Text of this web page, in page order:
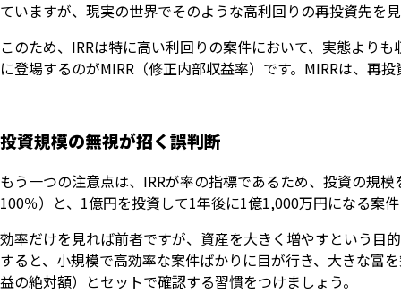
ていますが、現実の世界でそのような高利回りの再投資先を
このため、IRRは特に高い利回りの案件において、実態より
に登場するのがMIRR（修正内部収益率）です。MIRRは、再
投資規模の無視が招く誤判断
もう一つの注意点は、IRRが率の指標であるため、投資の規
100％）と、1億円を投資して1年後に1億1,000万円になる案
効率だけを見れば前者ですが、資産を大きく増やすという目
すると、小規模で高効率な案件ばかりに目が行き、大きな富
益の絶対額）とセットで確認する習慣をつけましょう。